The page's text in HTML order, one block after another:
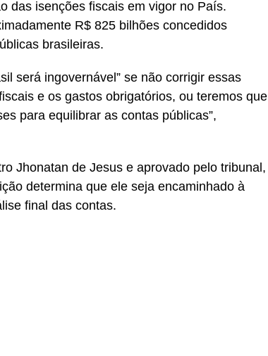
das isenções fiscais em vigor no País.
R$ 825 bilhões concedidos
brasileiras.
será ingovernável” se não corrigir essas
e os gastos obrigatórios, ou teremos que
para equilibrar as contas públicas”,
Jhonatan de Jesus e aprovado pelo tribunal,
determina que ele seja encaminhado à
final das contas.